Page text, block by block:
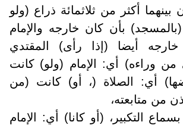
بينهما أكثر من ثلاثمائة ذراع (ولو
بأن كان خارجه والإمام
خارجه أيضا (إذا رأى) المقتدي
من وراءه) أي: الإمام (ولو) كانت
أي: الصلاة (، أو) كانت (من
من متابعته،
التكبير، (أو كانا) أي: الإمام